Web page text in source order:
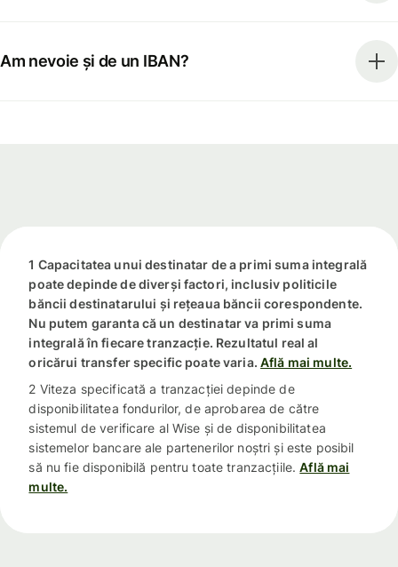
Am nevoie și de un IBAN?
1 Capacitatea unui destinatar de a primi suma integrală
poate depinde de diverși factori, inclusiv politicile
băncii destinatarului și rețeaua băncii corespondente.
Nu putem garanta că un destinatar va primi suma
integrală în fiecare tranzacție. Rezultatul real al
oricărui transfer specific poate varia. Află mai multe.
2 Viteza specificată a tranzacției depinde de
disponibilitatea fondurilor, de aprobarea de către
sistemul de verificare al Wise și de disponibilitatea
sistemelor bancare ale partenerilor noștri și este posibil
să nu fie disponibilă pentru toate tranzacțiile. Află mai
multe.